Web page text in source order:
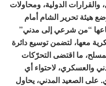
الدولية، ومحاولات
هيئة تحرير الشام أمام
“من شرعي إلى مدني”
معها، لتضمن توسيع دائرة
ما اقتضى التحرّكات
والعسكري، لاحتواء أي
على الصعيد المدني، يحاول